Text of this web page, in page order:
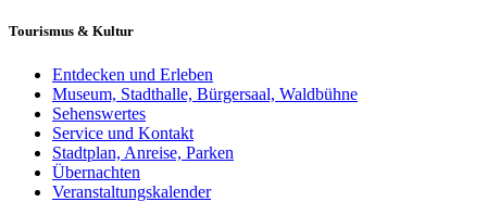
Tourismus & Kultur
Entdecken und Erleben
Museum, Stadthalle, Bürgersaal, Waldbühne
Sehenswertes
Service und Kontakt
Stadtplan, Anreise, Parken
Übernachten
Veranstaltungskalender